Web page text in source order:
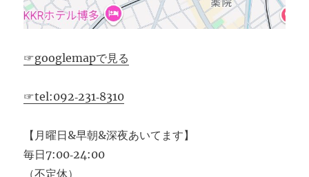
☞googlemapで見る
☞tel:092‐231‐8310
【月曜日&早朝&深夜あいてます】
毎日7:00‐24:00
（不定休）